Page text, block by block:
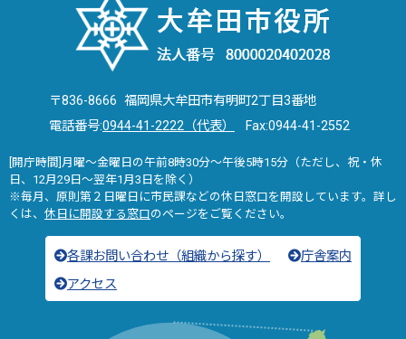
〒836-8666 福岡県大牟田市有明町2丁目3番地
電話番号:0944-41-2222（代表） Fax:0944-41-2552
[開庁時間]月曜～金曜日の午前8時30分～午後5時15分（ただし、祝・休
日、12月29日～翌年1月3日を除く）
※毎月、原則第２日曜日に市民課などの休日窓口を開設しています。詳し
くは、 休日に開設する窓口のページをご覧ください。
各課お問い合わせ（組織から探す）
庁舎案内
アクセス